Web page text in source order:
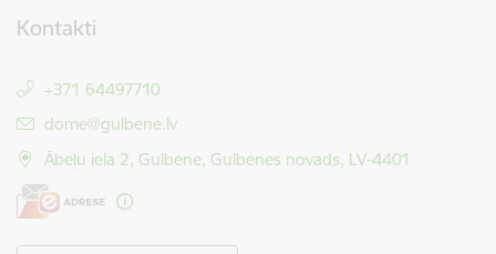
Kontakti
+371 64497710
E-pasts:
dome@gulbene.lv
Ābeļu iela 2, Gulbene, Gulbenes novads, LV-4401